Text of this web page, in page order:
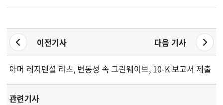
이전기사 다음 기사
아머 레지덴셜 리츠, 변동성 속 2026년 1분기 손실 기록
그린웨이브, 10-K 보고서 제출
관련기사